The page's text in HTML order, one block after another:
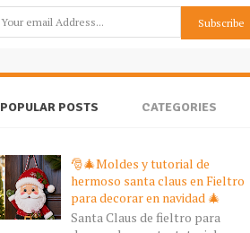
POPULAR POSTS CATEGORIES
🎅🎄Moldes y tutorial de
hermoso santa claus en Fieltro
para decorar en navidad 🎄
Santa Claus de fieltro para